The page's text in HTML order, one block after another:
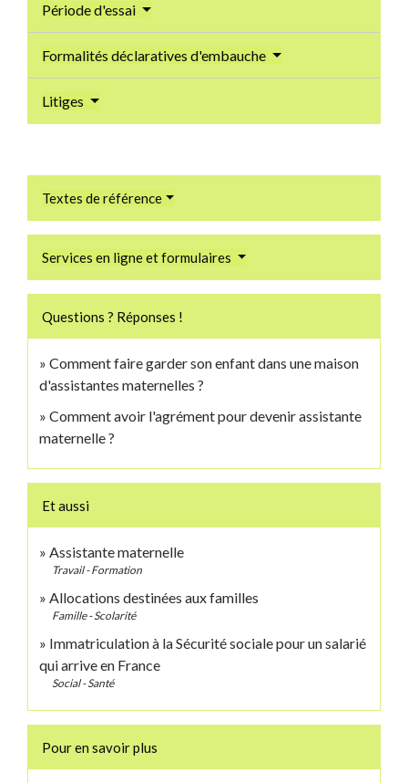
Période d'essai
Formalités déclaratives d'embauche
Litiges
Textes de référence
Services en ligne et formulaires
Questions ? Réponses !
Comment faire garder son enfant dans une maison
d'assistantes maternelles ?
Comment avoir l'agrément pour devenir assistante
maternelle ?
Et aussi
Assistante maternelle
Travail - Formation
Allocations destinées aux familles
Famille - Scolarité
Immatriculation à la Sécurité sociale pour un salarié
qui arrive en France
Social - Santé
Pour en savoir plus